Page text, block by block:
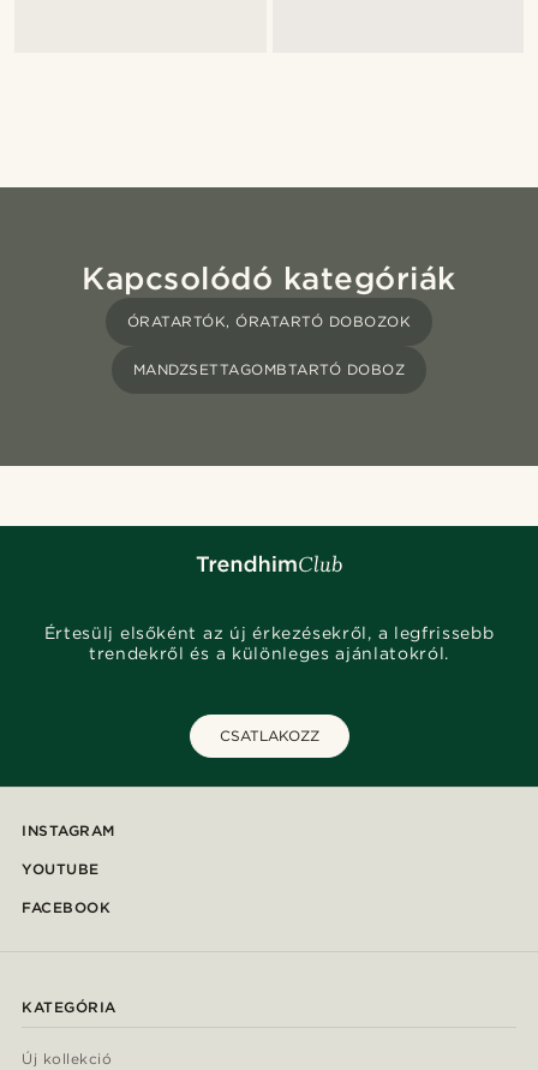
Kapcsolódó kategóriák
ÓRATARTÓK, ÓRATARTÓ DOBOZOK
MANDZSETTAGOMBTARTÓ DOBOZ
Értesülj elsőként az új érkezésekről, a legfrissebb
trendekről és a különleges ajánlatokról.
CSATLAKOZZ
INSTAGRAM
YOUTUBE
FACEBOOK
KATEGÓRIA
Új kollekció